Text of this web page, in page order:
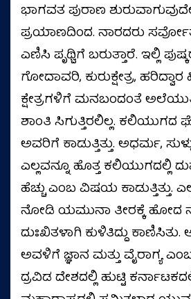
ಭಾಗವತ ಪುರಾಣ
ಪ್ರಯಾಣದಿಂದ. ನಾರದರು
ಎಣಿಸಿ ಪೃಥ್ವಿಗೆ ಬರುತ್ತಾರೆ. ಇಲ್ಲಿ
ಗೋದಾವರಿ, ಕುರುಕ್ಷೇತ್ರ,
ಕ್ಷೇತ್ರಗಳಿಗೆ ಮನಬಂದಂತೆ
ಶಾಂತಿ ಸಿಗುತ್ತಿರಲಿಲ್ಲ. ಕಲಿಯುಗದ
ಅವರಿಗೆ ಕಾಡುತ್ತಿತ್ತು. ಅಧರ್ಮ,
ಎಲ್ಲವನ್ನೂ ಹೊತ್ತ ಕಲಿಯುಗದಲ್ಲಿ
ಹೆಚ್ಚು ಎಂಬ ವಿಷಯ ಕಾಡುತ್ತಿತ್ತು.
ನೋಡಿ ಯಮುನಾ ತೀರಕ್ಕೆ ಹೋದ
ದುಃಖಿತಳಾಗಿ ಕುಳಿತಿದ್ದು
ಅವಳಿಗೆ ಜ್ಞಾನ ಮತ್ತು ವೈರಾಗ್ಯ
ದ್ರವಿಡ ದೇಶದಲ್ಲಿ ಹುಟ್ಟಿ